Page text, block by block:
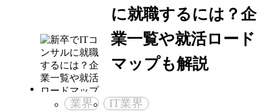
に就職するには？企
業一覧や就活ロード
マップも解説
業界 IT業界